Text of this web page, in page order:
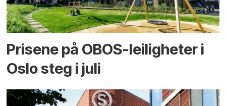
Prisene på OBOS-leiligheter i
Oslo steg i juli